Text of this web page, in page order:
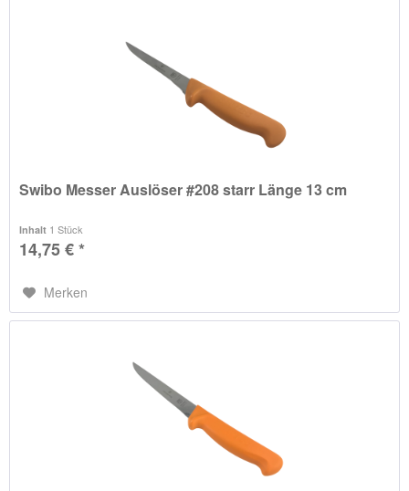
Swibo Messer Auslöser #208 starr Länge 13 cm
Inhalt 1 Stück
14,75 € *
Merken